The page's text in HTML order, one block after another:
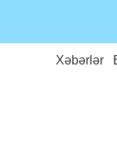
Xəbərlər